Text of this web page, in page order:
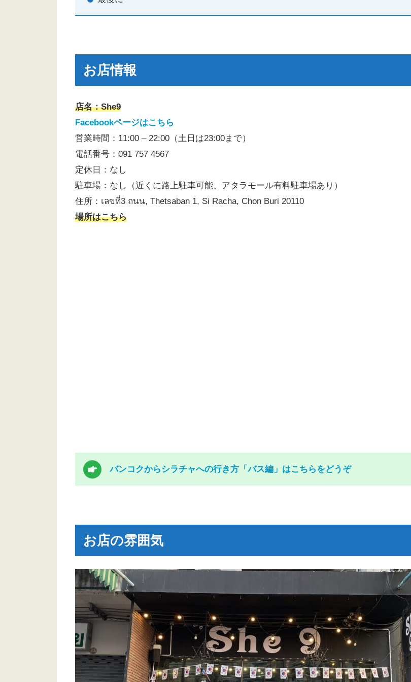
お店情報
店名：She9
Facebookページはこちら
営業時間：11:00 – 22:00（土日は23:00まで）
電話番号：091 757 4567
定休日：なし
駐車場：なし（近くに路上駐車可能、アタラモール有料駐車場あり）
住所：เลขที่3 ถนน, Thetsaban 1, Si Racha, Chon Buri 20110
場所はこちら
バンコクからシラチャへの行き方「バス編」はこちらをどうぞ
お店の雰囲気